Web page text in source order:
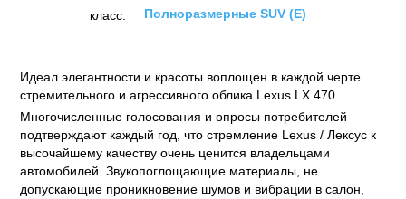
класс:
Полноразмерные SUV (E)
Идеал элегантности и красоты воплощен в каждой черте
стремительного и агрессивного облика Lexus LX 470
Многочисленные голосования и опросы потребителей
подтверждают каждый год, что стремление Lexus / Лексус к
высочайшему качеству очень ценится владельцами
автомобилей. Звукопоглощающие материалы, не
допускающие проникновение шумов и вибрации в салон,